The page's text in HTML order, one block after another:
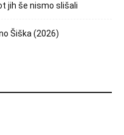
jih še nismo slišali
Šiška (2026)